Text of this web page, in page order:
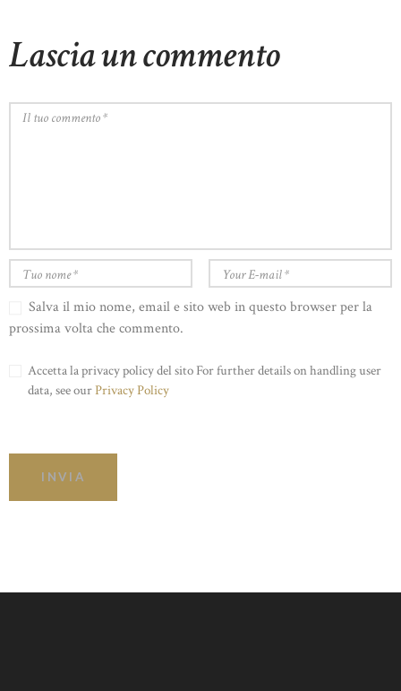
Lascia un commento
Salva il mio nome, email e sito web in questo browser per la
prossima volta che commento.
Accetta la privacy policy del sito For further details on handling user
data, see ourPrivacy Policy